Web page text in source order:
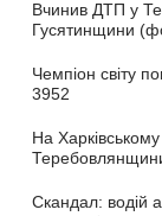
Вчинив ДТП у
Гусятинщини
Чемпіон світу
3952
На
Скандал: водій